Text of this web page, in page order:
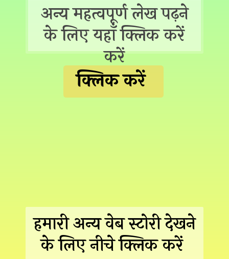
अन्य महत्वपूर्ण लेख पढ़ने
के लिए यहाँ क्लिक करें
करें
क्लिक करें
हमारी अन्य वेब स्टोरी देखने
के लिए नीचे क्लिक करें